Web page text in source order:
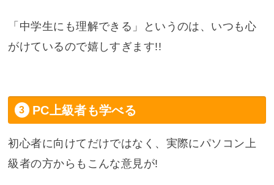
「中学生にも理解できる」というのは、いつも心
がけているので嬉しすぎます!!
PC上級者も学べる
初心者に向けてだけではなく、実際にパソコン上
級者の方からもこんな意見が!